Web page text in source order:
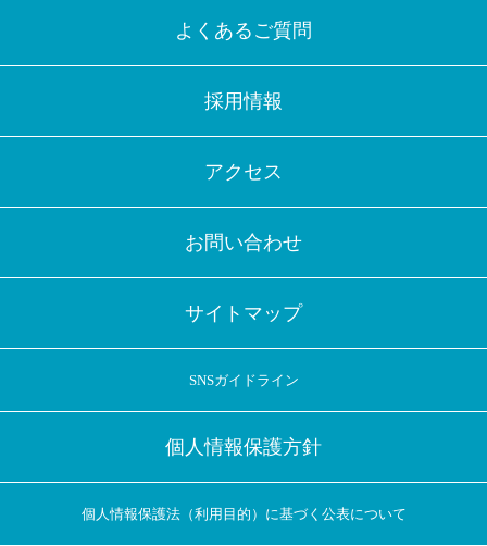
よくあるご質問
採用情報
アクセス
お問い合わせ
サイトマップ
SNSガイドライン
個人情報保護方針
個人情報保護法（利用目的）に基づく公表について